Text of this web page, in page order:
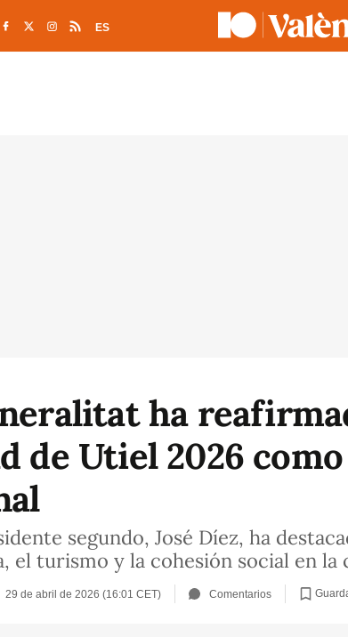
ES
ha
de Utiel 2026
segundo, José Díez, ha
el turismo y la cohesión social en la
29 de abril de 2026 (16:01 CET) Comentarios